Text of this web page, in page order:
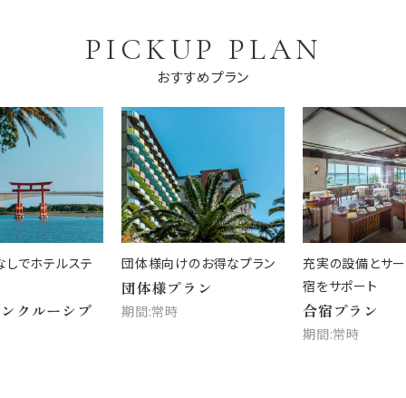
PICKUP PLAN
おすすめプラン
でホテルステ
クルーシブ
団体様向けのお得なプラン
団体様プラン
期間:常時
充実の設備とサ
宿をサポート
合宿プラン
期間:常時